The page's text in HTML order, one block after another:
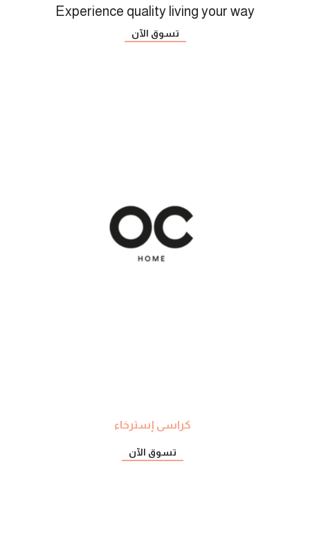
Experience quality living your way
تسوق الآن
كراسى إسترخاء
تسوق الآن